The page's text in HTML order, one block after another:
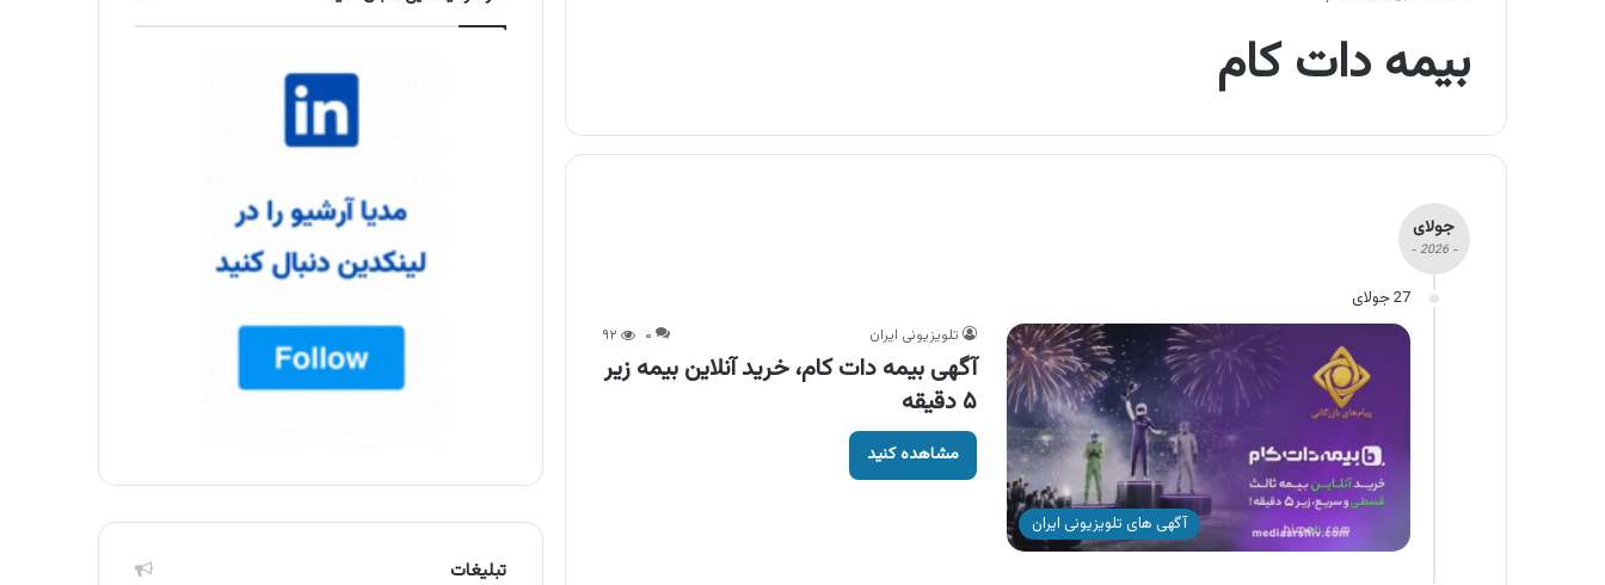
بیمه دات کام
جولای
- 2026 -
27 جولای
آگهی های تلویزیونی ایران
تلویزیونی ایران ۰ ۹۲
آگهی بیمه دات کام، خرید آنلاین بیمه زیر
۵ دقیقه
مشاهده کنید
تبلیغات